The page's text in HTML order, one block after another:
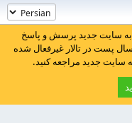
به سایت جدید پرسش و پاسخ
پست در تالار غیرفعال شده
جدید مراجعه کنید.